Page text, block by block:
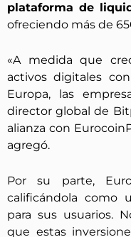
plataforma de
ofreciendo más de
«A medida que
activos digitales
Europa, las
director global de
alianza con
agregó.
Por su parte,
calificándola como
para sus usuarios.
que estas